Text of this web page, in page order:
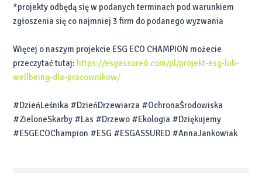
*projekty odbędą się w podanych terminach pod warunkiem
zgłoszenia się co najmniej 3 firm do podanego wyzwania
Więcej o naszym projekcie ESG ECO CHAMPION możecie
przeczytać tutaj: https://esgassured.com/pl/projekt-esg-lub-
wellbeing-dla-pracownikow/
#DzieńLeśnika #DzieńDrzewiarza #OchronaŚrodowiska
#ZieloneSkarby #Las #Drzewo #Ekologia #Dziękujemy
#ESGECOChampion #ESG #ESGASSURED #AnnaJankowiak